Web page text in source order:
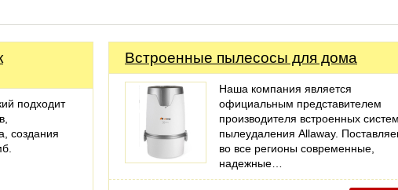
подходит
создания
Встроенные пылесосы для дома
Наша компания является
официальным представителем
производителя встроенных
пылеудаления Allaway.
во все регионы современные,
надежные…